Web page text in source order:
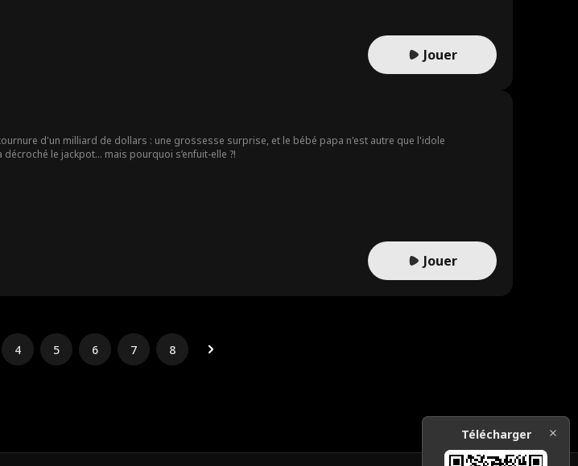
Jouer
d'un milliard de dollars : une grossesse surprise, et le bébé papa n'est autre que l'idole
le jackpot… mais pourquoi s’enfuit-elle ?!
Jouer
4 5 6 7 8
Télécharger